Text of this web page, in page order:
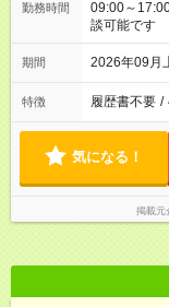
勤務時間
09:00～
談可能です
期間 2026年09月
特徴 履歴書不要 /
気になる！
掲載元